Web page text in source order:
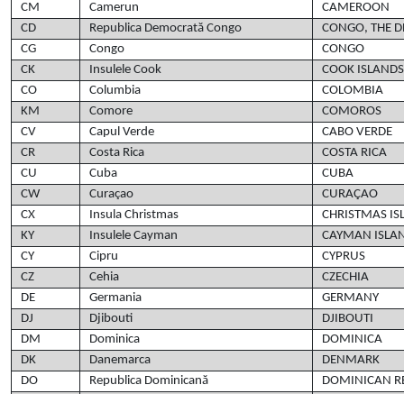
CM Camerun
CAMEROON
CD
Republica Democrată Congo
CONGO, THE
CG
Congo
CONGO
CK
Insulele Cook
COOK ISLANDS
CO
Columbia
COLOMBIA
KM
Comore
COMOROS
CV
Capul Verde
CABO VERDE
CR
Costa Rica
COSTA RICA
CU
Cuba
CUBA
CW
Curaçao
CURAÇAO
CX
Insula Christmas
CHRISTMAS
KY
Insulele Cayman
CAYMAN
CY
Cipru
CYPRUS
CZ
Cehia
CZECHIA
DE
Germania
GERMANY
DJ
Djibouti
DJIBOUTI
DM
Dominica
DOMINICA
DK
Danemarca
DENMARK
DO
Republica Dominicană
DOMINICAN